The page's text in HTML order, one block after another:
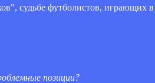
судьбе футболистов, играющих
позиции?